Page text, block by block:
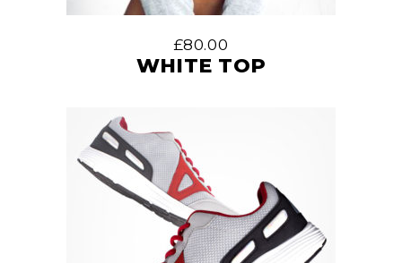
£80.00
WHITE TOP